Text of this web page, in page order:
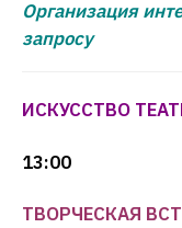
Организация
запросу
ИСКУССТВО
13:00
ТВОРЧЕСКАЯ